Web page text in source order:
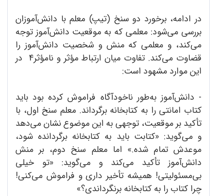
در ادامه، برخورد دو سنخ (تیپ) معلم با دانش‌آموزان
بررسی می‌شود: معلمی که به موقعیت دانش‌آموز توجه
می‌کند، و معلمی که منش و شخصیت دانش‌آموز را
قضاوت می‌کند. تفاوت میان ارتباط مؤثر و نامؤثر4 در
این موارد مشهود است:
- دانش‌آموز به‌طور ناخودآگاه فراموش کرده بود باید
کتاب امانتی را به کتابخانه برگرداند. معلم سنخ اول، با
تأکید بر موقعیت، توجهی به این موضوع نشان می‌دهد
و می‌گوید: «کتابت باید به کتابخانه برگردانده شود،
موعدش تمام شده.» اما معلم سنخ دوم، بر منش
دانش‌آموز تأکید می‌کند و می‌گوید: «تو خیلی
بی‌مسئولیتی! همیشه تأخیر داری و فراموش می‌کنی!
چرا کتاب را به کتابخانه برنگرداندی؟»